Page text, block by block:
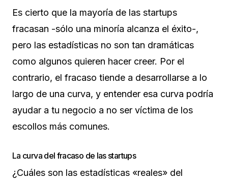
Es cierto que la mayoría de las startups
fracasan -sólo una minoría alcanza el éxito-,
pero las estadísticas no son tan dramáticas
como algunos quieren hacer creer. Por el
contrario, el fracaso tiende a desarrollarse a lo
largo de una curva, y entender esa curva podría
ayudar a tu negocio a no ser víctima de los
escollos más comunes.
La curva del fracaso de las startups
¿Cuáles son las estadísticas «reales» del